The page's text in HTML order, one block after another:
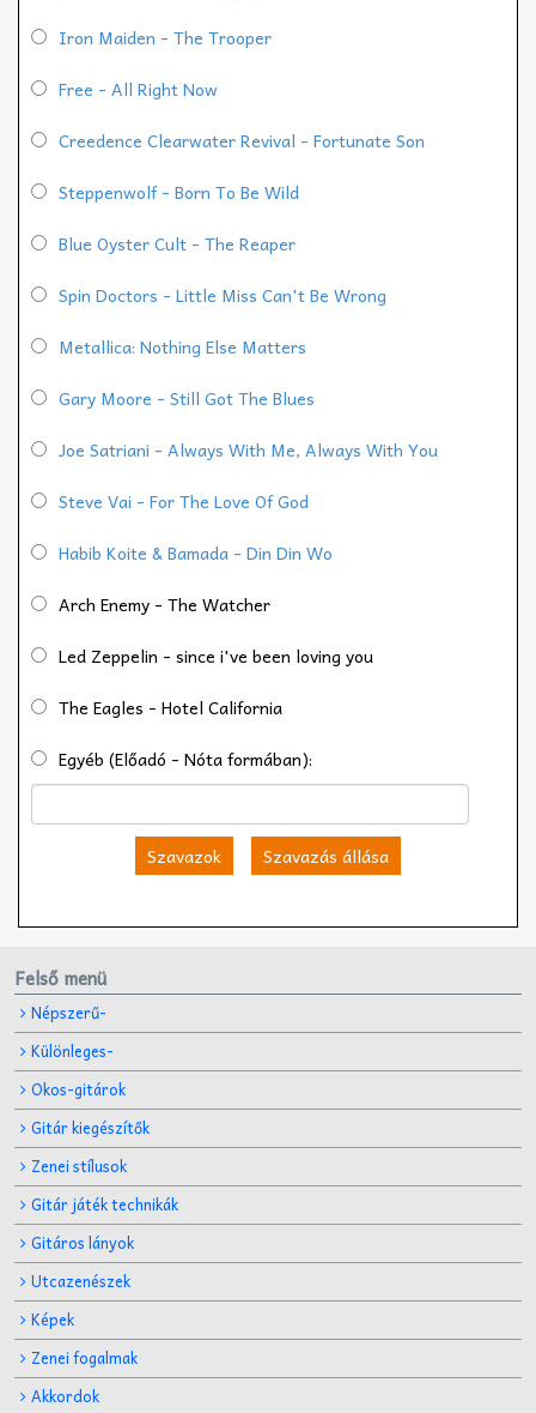
Iron Maiden - The Trooper
Free - All Right Now
Creedence Clearwater Revival - Fortunate Son
Steppenwolf - Born To Be Wild
Blue Oyster Cult - The Reaper
Spin Doctors - Little Miss Can't Be Wrong
Metallica: Nothing Else Matters
Gary Moore - Still Got The Blues
Joe Satriani - Always With Me, Always With You
Steve Vai - For The Love Of God
Habib Koite & Bamada - Din Din Wo
Arch Enemy - The Watcher
Led Zeppelin - since i've been loving you
The Eagles - Hotel California
Egyéb (Előadó - Nóta formában):
Szavazok Szavazás állása
Felső menü
Népszerű-
Különleges-
Okos-gitárok
Gitár kiegészítők
Zenei stílusok
Gitár játék technikák
Gitáros lányok
Utcazenészek
Képek
Zenei fogalmak
Akkordok